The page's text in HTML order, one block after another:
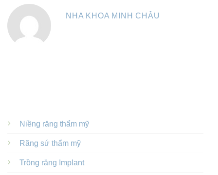
NHA KHOA MINH CHÂU
Niềng răng thẩm mỹ
Răng sứ thẩm mỹ
Trồng răng Implant